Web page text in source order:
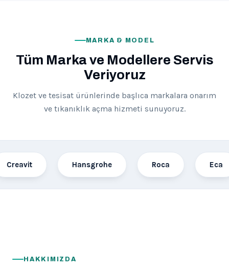
MARKA & MODEL
Tüm Marka ve Modellere Servis
Veriyoruz
Klozet ve tesisat ürünlerinde başlıca markalara onarım
ve tıkanıklık açma hizmeti sunuyoruz.
Hansgrohe
HAKKIMIZDA